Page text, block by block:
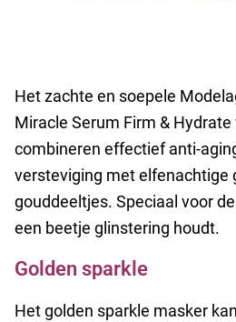
Het zachte en soepele
Miracle Serum Firm &
combineren effectief anti-
versteviging met elfenachtige
gouddeeltjes. Speciaal voor
een beetje glinstering houdt.
Golden sparkle
Het golden sparkle masker